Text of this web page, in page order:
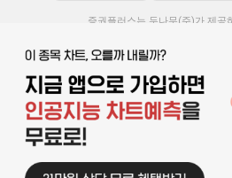
증권플러스는 두나무(주)가 제공
투자 참고사항이며, 정보 제공 과정에서 오류
두나무(주)는 제공된 정보에 의한 투자 결
부담하지 않습니다. 본 서비스에서 제공되는
이용약관 | 청소년보호정책
기사배열 기본방침 | 고객센터 |
서울특별시 서초구 강남대
사업자 등록번
| 기